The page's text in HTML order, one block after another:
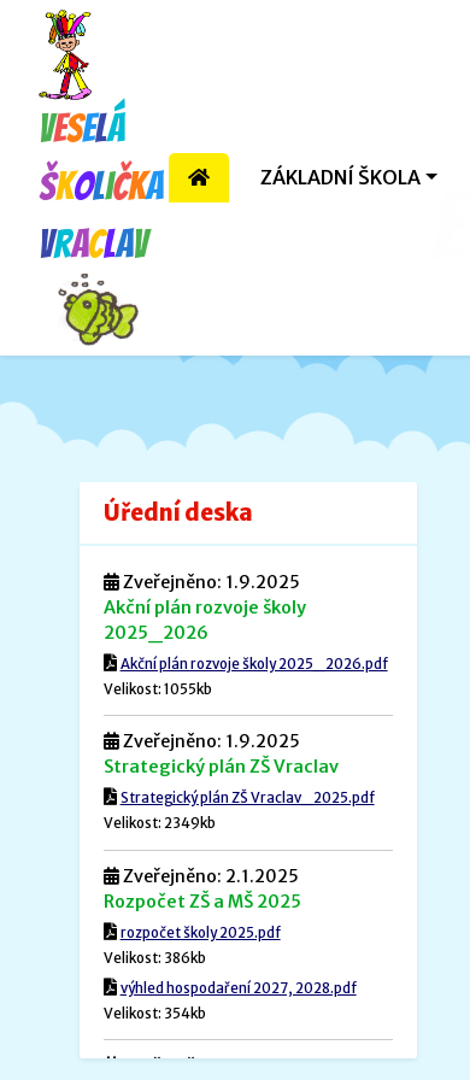
Veselá
školička
Vraclav
ZÁKLADNÍ ŠKOLA
Úřední deska
Zveřejněno: 1.9.2025
Akční plán rozvoje školy
2025_2026
Akční plán rozvoje školy 2025_2026.pdf
Velikost: 1055kb
Zveřejněno: 1.9.2025
Strategický plán ZŠ Vraclav
Strategický plán ZŠ Vraclav_2025.pdf
Velikost: 2349kb
Zveřejněno: 2.1.2025
Rozpočet ZŠ a MŠ 2025
rozpočet školy 2025.pdf
Velikost: 386kb
výhled hospodaření 2027, 2028.pdf
Velikost: 354kb
Zveřejněno: 1.12.2024